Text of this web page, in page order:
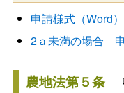
申請様式（Word）
2ａ未満の場合 申
農地法第５条